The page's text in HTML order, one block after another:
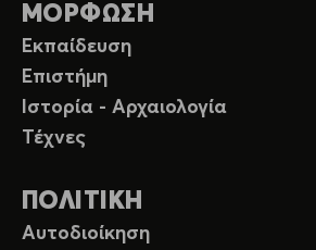
ΜΟΡΦΩΣΗ
Εκπαίδευση
Επιστήμη
Ιστορία - Αρχαιολογία
Τέχνες
ΠΟΛΙΤΙΚΗ
Αυτοδιοίκηση